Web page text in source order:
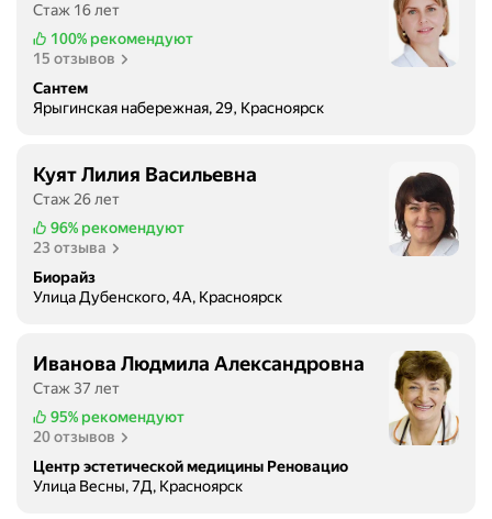
Стаж 16 лет
100% рекомендуют
15 отзывов
Сантем
Ярыгинская набережная, 29, Красноярск
Куят Лилия Васильевна
Стаж 26 лет
96% рекомендуют
23 отзыва
Биорайз
Улица Дубенского, 4А, Красноярск
Иванова Людмила Александровна
Стаж 37 лет
95% рекомендуют
20 отзывов
Центр эстетической медицины Реновацио
Улица Весны, 7Д, Красноярск